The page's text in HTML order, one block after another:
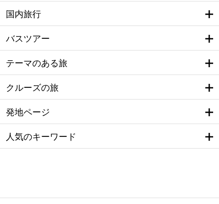
国内旅行
バスツアー
テーマのある旅
クルーズの旅
発地ページ
人気のキーワード